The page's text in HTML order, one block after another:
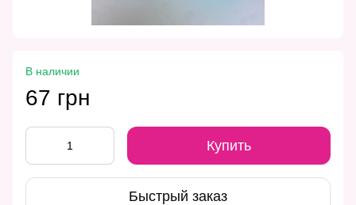
В наличии
67 грн
Купить
Быстрый заказ